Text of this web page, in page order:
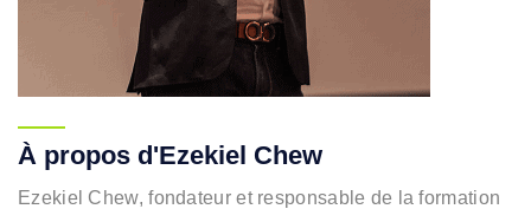
À propos d'Ezekiel Chew
Ezekiel Chew, fondateur et responsable de la formation